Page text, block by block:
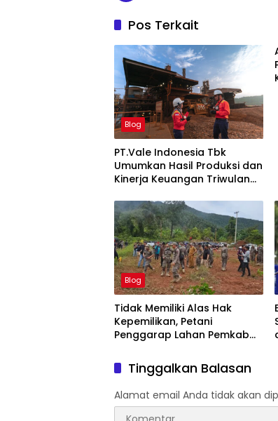
Pos Terkait
Blog
PT.Vale Indonesia Tbk
Umumkan Hasil Produksi dan
Kinerja Keuangan Triwulan
Blog
Tidak Memiliki Alas Hak
Kepemilikan, Petani
Penggarap Lahan Pemkab
Rugi Tanah
Tinggalkan Balasan
Alamat email Anda tidak akan